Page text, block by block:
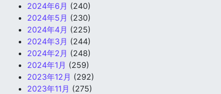
2024年6月 (240)
2024年5月 (230)
2024年4月 (225)
2024年3月 (244)
2024年2月 (248)
2024年1月 (259)
2023年12月 (292)
2023年11月 (275)